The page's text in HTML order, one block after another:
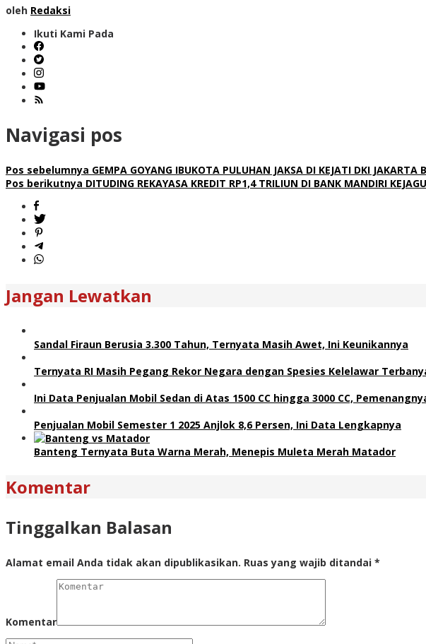
oleh Redaksi
Ikuti Kami Pada
Navigasi pos
Pos sebelumnya GEMPA GOYANG IBUKOTA PULUHAN JAKSA DI KEJATI DKI JAKARTA
Pos berikutnya DITUDING REKAYASA KREDIT RP1,4 TRILIUN DI BANK MANDIRI
Jangan Lewatkan
Sandal Firaun Berusia 3.300 Tahun, Ternyata Masih Awet, Ini Keunikannya
Ternyata RI Masih Pegang Rekor Negara dengan Spesies Kelelawar
Ini Data Penjualan Mobil Sedan di Atas 1500 CC hingga 3000 CC,
Penjualan Mobil Semester 1 2025 Anjlok 8,6 Persen, Ini Data Lengkapnya
Banteng Ternyata Buta Warna Merah, Menepis Muleta Merah Matador
Komentar
Tinggalkan Balasan
Alamat email Anda tidak akan dipublikasikan. Ruas yang wajib ditandai *
Komentar